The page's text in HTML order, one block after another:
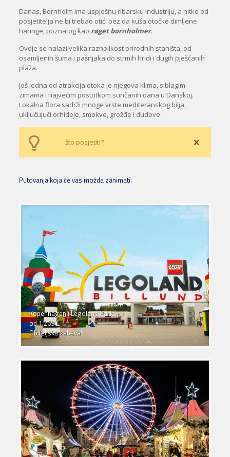
Danas, Bornholm ima uspješnu ribarsku industriju, a nitko od
posjetitelja ne bi trebao otići bez da kuša otočke dimljene
haringe, poznatog kao røget bornholmer.
Ovdje se nalazi velika raznolikost prirodnih staništa, od
osamljenih šuma i pašnjaka do strmih hridi i dugih pješčanih
plaža.
Još jedna od atrakcija otoka je njegova klima, s blagim
zimama i najvećim postotkom sunčanih dana u Danskoj.
Lokalna flora sadrži mnoge vrste mediteranskog bilja,
uključujući orhideje, smokve, grožđe i dudove.
što posjetiti?
Putovanja koja će vas možda zanimati:
Kopenhagen i Legoland Park
od 1.269 €
Obiteljska zabava!